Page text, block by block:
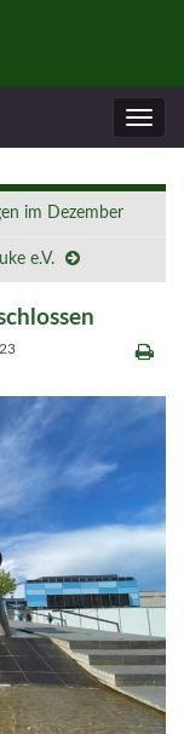
im Dezember
e.V.